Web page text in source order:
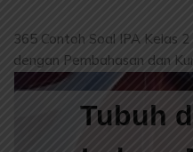
365 Contoh Soal IPA Kelas
dengan Pembahasan dan